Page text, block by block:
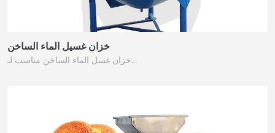
خزان غسيل الماء الساخن
خزان غسل الماء الساخن مناسب لـ…